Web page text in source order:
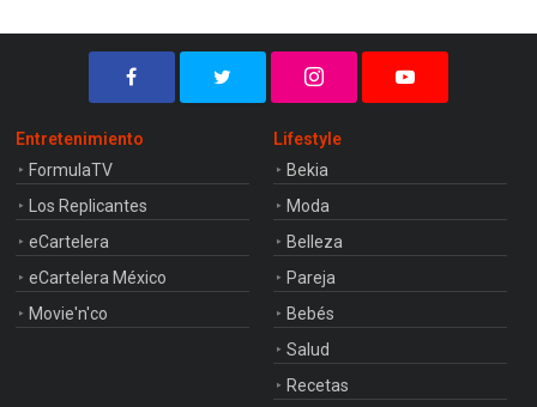
Entretenimiento
FormulaTV
Los Replicantes
eCartelera
eCartelera México
Movie'n'co
Lifestyle
Bekia
Moda
Belleza
Pareja
Bebés
Salud
Recetas